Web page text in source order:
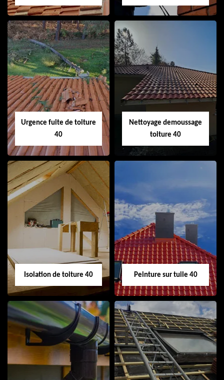
Couvreur 40
Ramonage de
cheminée 40
Urgence fuite de toiture
40
Urgence fuite de
toiture 40
Nettoyage demoussage
toiture 40
Nettoyage
demoussage
toiture 40
Isolation de toiture 40
Isolation de toiture
40
Peinture sur tuile 40
Peinture sur tuile
40